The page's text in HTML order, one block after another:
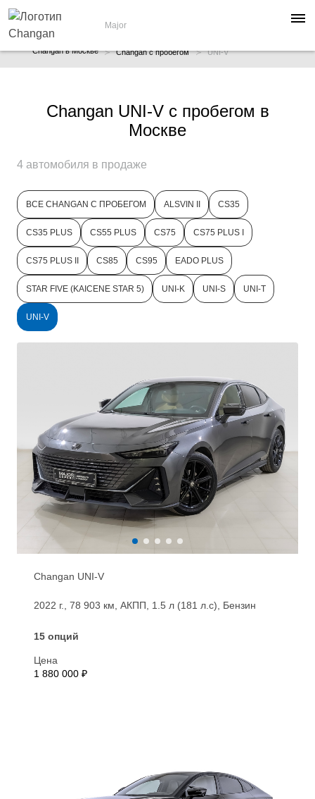
Major
Changan в Москве Changan с пробегом UNI-V
Changan UNI-V с пробегом в
Москве
4 автомобиля в продаже
ВСЕ CHANGAN С ПРОБЕГОМ ALSVIN II CS35
CS35 PLUS CS55 PLUS CS75 CS75 PLUS I
CS75 PLUS II CS85 CS95 EADO PLUS
STAR FIVE (KAICENE STAR 5) UNI-K UNI-S UNI-T
UNI-V
Changan UNI-V
2022 г., 78 903 км, АКПП, 1.5 л (181 л.с), Бензин
15 опций
Цена
1 880 000 ₽